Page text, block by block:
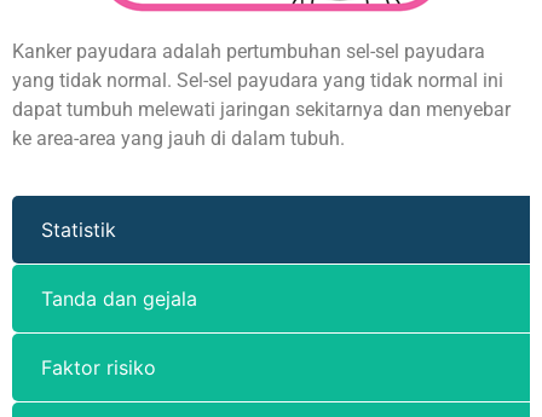
Kanker payudara adalah pertumbuhan sel-sel payudara
yang tidak normal. Sel-sel payudara yang tidak normal ini
dapat tumbuh melewati jaringan sekitarnya dan menyebar
ke area-area yang jauh di dalam tubuh.
Statistik
Tanda dan gejala
Faktor risiko